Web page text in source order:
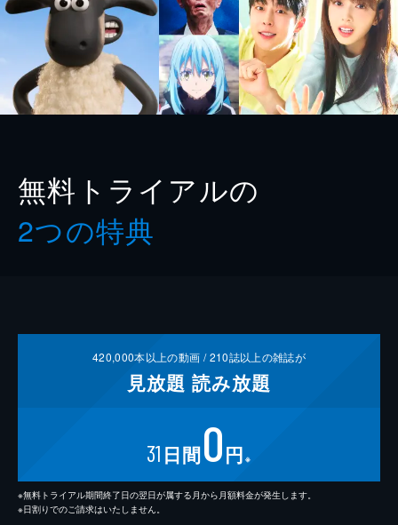
無料トライアルの
2つの特典
420,000本以上の動画 /210誌以上の雑誌が
見放題 読み放題
31 日間0円 ※
※無料トライアル期間終了日の翌日が属する月から月額料金が発生します。
※日割りでのご請求はいたしません。